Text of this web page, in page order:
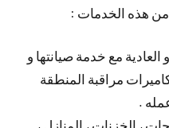
من هذه الخدمات :
العادية مع خدمة صيانتها و
مراقبة المنطقة
.